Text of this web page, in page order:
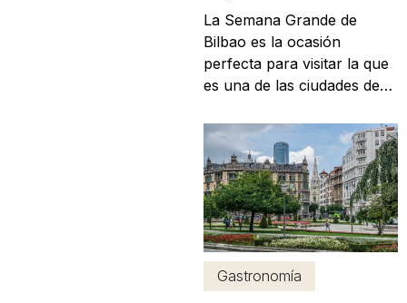
La Semana Grande de
Bilbao es la ocasión
perfecta para visitar la que
es una de las ciudades de
Su crecimiento y
renovación en los últimos
años, la ha convertido en
todo un reclamo tanto para
el turismo nacional como
internacional y durante su
Semana Grande, Bilbao
multiplica...
Gastronomía